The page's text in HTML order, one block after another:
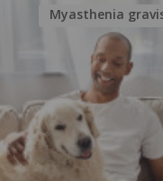
Myasthenia